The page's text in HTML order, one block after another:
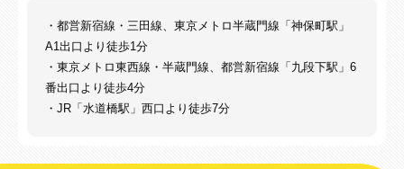
・都営新宿線・三田線、東京メトロ半蔵門線「神保町駅」
A1出口より徒歩1分
・東京メトロ東西線・半蔵門線、都営新宿線「九段下駅」6
番出口より徒歩4分
・JR「水道橋駅」西口より徒歩7分